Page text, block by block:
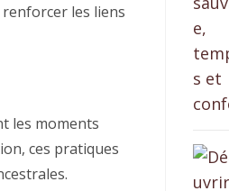
les liens
les moments
ces pratiques